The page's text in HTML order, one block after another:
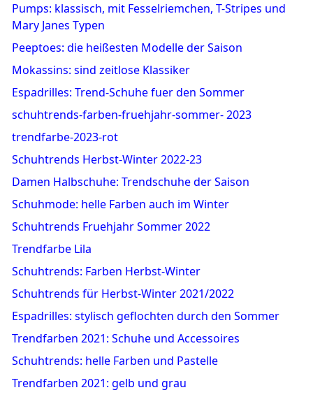
Pumps: klassisch, mit Fesselriemchen, T-Stripes und
Mary Janes Typen
Peeptoes: die heißesten Modelle der Saison
Mokassins: sind zeitlose Klassiker
Espadrilles: Trend-Schuhe fuer den Sommer
schuhtrends-farben-fruehjahr-sommer- 2023
trendfarbe-2023-rot
Schuhtrends Herbst-Winter 2022-23
Damen Halbschuhe: Trendschuhe der Saison
Schuhmode: helle Farben auch im Winter
Schuhtrends Fruehjahr Sommer 2022
Trendfarbe Lila
Schuhtrends: Farben Herbst-Winter
Schuhtrends für Herbst-Winter 2021/2022
Espadrilles: stylisch geflochten durch den Sommer
Trendfarben 2021: Schuhe und Accessoires
Schuhtrends: helle Farben und Pastelle
Trendfarben 2021: gelb und grau